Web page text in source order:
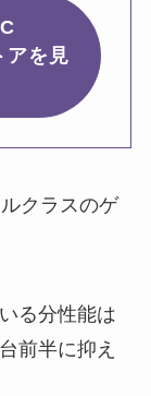
アを見
クラスのゲ
る分性能は
前半に抑え